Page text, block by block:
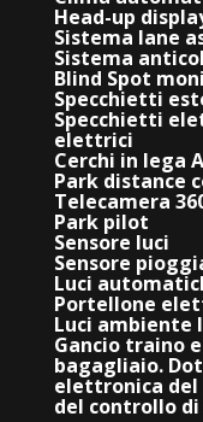
Head-up
Sistema lane
Sistema
Blind Spot
Specchietti
Specchietti
elettrici
Cerchi in lega
Park distance
Telecamera
Park pilot
Sensore luci
Sensore
Luci
Portellone
Luci ambiente
Gancio traino
bagagliaio.
elettronica
del controllo di